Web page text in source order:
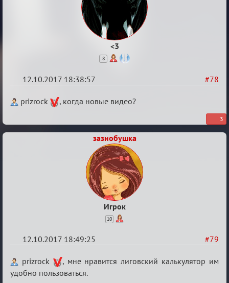
<3
8
#78
12.10.2017 18:38:57
Re:
Лиги
prizrock , когда новые видео?
3
зазнобушка
Игрок
10
#79
12.10.2017 18:49:25
Re:
Калькулятор
prizrock
, мне нравится лиговский калькулятор им
удобно пользоваться.